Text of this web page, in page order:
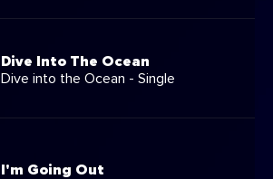
Dive Into The Ocean
Dive into the Ocean - Single
I'm Going Out